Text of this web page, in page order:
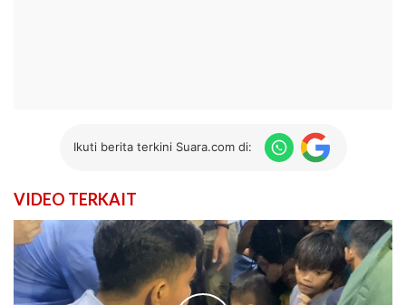
Ikuti berita terkini Suara.com di:
VIDEO TERKAIT